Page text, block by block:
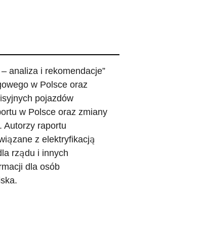
analiza i rekomendacje”
w Polsce oraz
pojazdów
w Polsce oraz zmiany
Autorzy raportu
z elektryfikacją
rządu i innych
dla osób